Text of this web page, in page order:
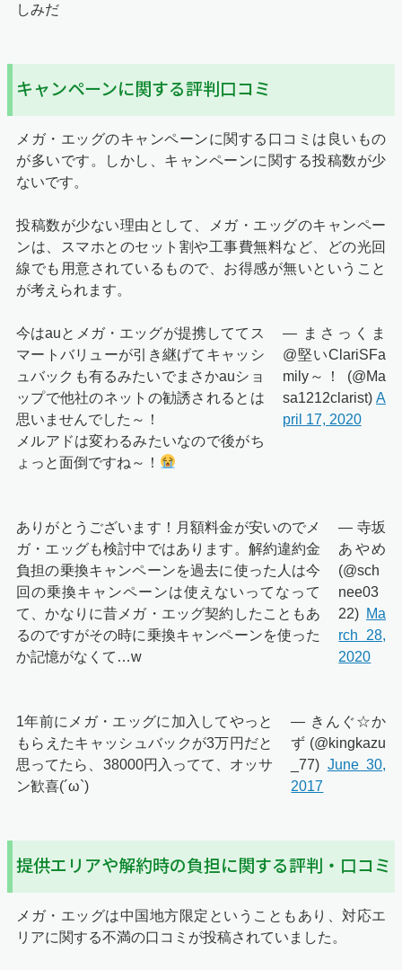
しみだ
キャンペーンに関する評判口コミ
メガ・エッグのキャンペーンに関する口コミは良いもの
が多いです。しかし、キャンペーンに関する投稿数が少
ないです。
投稿数が少ない理由として、メガ・エッグのキャンペー
ンは、スマホとのセット割や工事費無料など、どの光回
線でも用意されているもので、お得感が無いということ
が考えられます。
今はauとメガ・エッグが提携しててス
マートバリューが引き継げてキャッシ
ュバックも有るみたいでまさかauショ
ップで他社のネットの勧誘されるとは
思いませんでした～！
メルアドは変わるみたいなので後がち
ょっと面倒ですね～！
— まさっくま
@堅いClariSFa
mily～！ (@Ma
sa1212clarist) A
pril 17, 2020
ありがとうございます！月額料金が安いのでメ
ガ・エッグも検討中ではあります。解約違約金
負担の乗換キャンペーンを過去に使った人は今
回の乗換キャンペーンは使えないってなって
て、かなりに昔メガ・エッグ契約したこともあ
るのですがその時に乗換キャンペーンを使った
か記憶がなくて…w
— 寺坂
あやめ
(@sch
nee03
22) Ma
rch 28,
2020
1年前にメガ・エッグに加入してやっと
もらえたキャッシュバックが3万円だと
思ってたら、38000円入ってて、オッサ
ン歓喜(´ω`)
— きんぐ☆か
ず (@kingkazu
_77) June 30,
2017
提供エリアや解約時の負担に関する評判・口コミ
メガ・エッグは中国地方限定ということもあり、対応エ
リアに関する不満の口コミが投稿されていました。